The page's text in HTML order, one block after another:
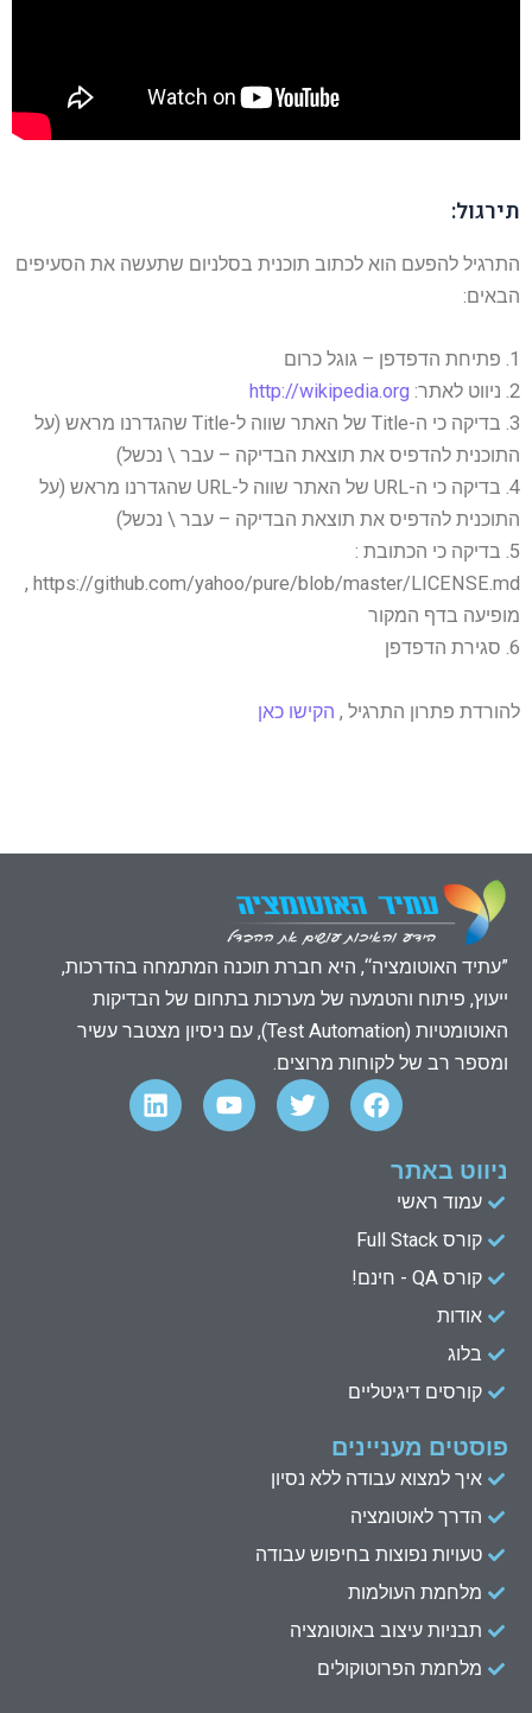
תירגול:
התרגיל להפעם הוא לכתוב תוכנית בסלניום שתעשה את הסעיפים
הבאים:
1. פתיחת הדפדפן – גוגל כרום
2. ניווט לאתר:
http://wikipedia.org
3. בדיקה כי ה-Title של האתר שווה ל-Title שהגדרנו מראש (על
התוכנית להדפיס את תוצאת הבדיקה – עבר \ נכשל)
4. בדיקה כי ה-URL של האתר שווה ל-URL שהגדרנו מראש (על
התוכנית להדפיס את תוצאת הבדיקה – עבר \ נכשל)
5. בדיקה כי הכתובת :
https://github.com/yahoo/pure/blob/master/LICENSE.md ,
מופיעה בדף המקור
6. סגירת הדפדפן
להורדת פתרון התרגיל , הקישו כאן
”עתיד האוטומציה“, היא חברת תוכנה המתמחה בהדרכות,
ייעוץ, פיתוח והטמעה של מערכות בתחום של הבדיקות
האוטומטיות (Test Automation), עם ניסיון מצטבר עשיר
ומספר רב של לקוחות מרוצים.
F
a
c
o
k
T
w
i
Y
o
u
L
i
n
ניווט באתר
עמוד ראשי
קורס Full Stack
קורס QA - חינם!
אודות
בלוג
קורסים דיגיטליים
פוסטים מעניינים
איך למצוא עבודה ללא נסיון
הדרך לאוטומציה
טעויות נפוצות בחיפוש עבודה
מלחמת העולמות
תבניות עיצוב באוטומציה
מלחמת הפרוטוקולים